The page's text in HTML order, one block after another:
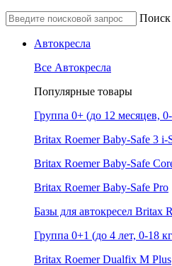
Поиск
Автокресла
Все Автокресла
Популярные товары
Группа 0+ (до 12 месяцев,
Britax Roemer Baby-Safe 3 i-
Britax Roemer Baby-Safe
Britax Roemer Baby-Safe Pro
Базы для автокресел Britax
Группа 0+1 (до 4 лет, 0-18
Britax Roemer Dualfix M Plus